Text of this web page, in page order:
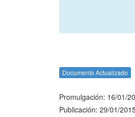
Documento Actualizado
Promulgación: 16/01/
Publicación: 29/01/